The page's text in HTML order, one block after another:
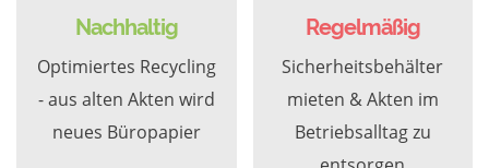
Nachhaltig
Optimiertes Recycling
- aus alten Akten wird
neues Büropapier
Regelmäßig
Sicherheitsbehälter
mieten & Akten im
Betriebsalltag zu